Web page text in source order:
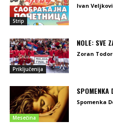
Strip
Ivan
Priključenija
NOLE: SVE
Zoran
Mesečina
SPOMENKA
Spomenka